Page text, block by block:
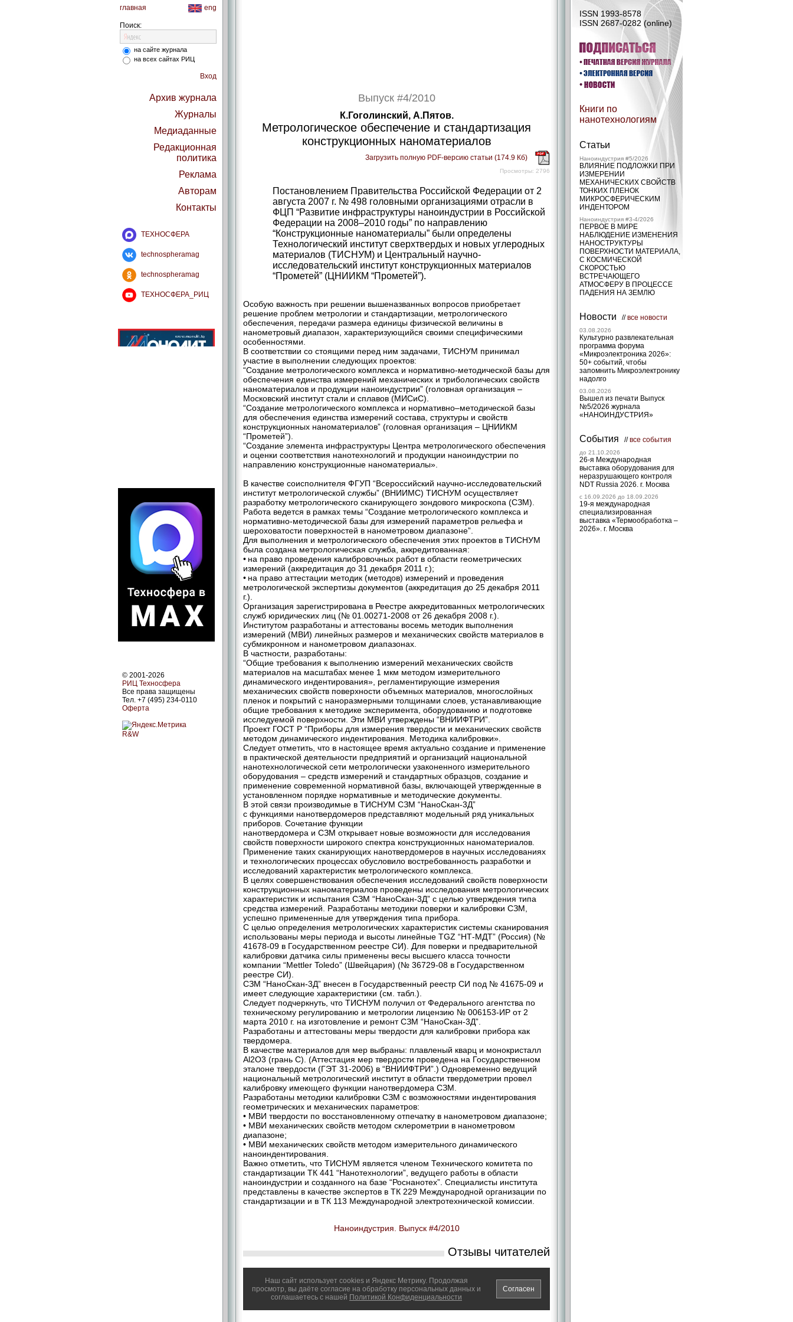
Наш сайт использует cookies и Яндекс Метрику. Продолжая
просмотр, вы даёте согласие на обработку персональных данных и
соглашаетесь с нашей Политикой Конфиденциальности
Согласен
главная eng
Поиск:
на сайте журнала
на всех сайтах РИЦ
Вход
Архив журнала
Журналы
Медиаданные
Редакционная
политика
Реклама
Авторам
Контакты
ТЕХНОСФЕРА
technospheramag
technospheramag
ТЕХНОСФЕРА_РИЦ
© 2001-2026
РИЦ Техносфера
Все права защищены
Тел. +7 (495) 234-0110
Оферта
R&W
ISSN 1993-8578
ISSN 2687-0282 (online)
Книги по
нанотехнологиям
Статьи
Наноиндустрия #5/2026
ВЛИЯНИЕ ПОДЛОЖКИ ПРИ
ИЗМЕРЕНИИ
МЕХАНИЧЕСКИХ СВОЙСТВ
ТОНКИХ ПЛЕНОК
МИКРОСФЕРИЧЕСКИМ
ИНДЕНТОРОМ
Наноиндустрия #3-4/2026
ПЕРВОЕ В МИРЕ
НАБЛЮДЕНИЕ ИЗМЕНЕНИЯ
НАНОСТРУКТУРЫ
ПОВЕРХНОСТИ МАТЕРИАЛА,
С КОСМИЧЕСКОЙ
СКОРОСТЬЮ
ВСТРЕЧАЮЩЕГО
АТМОСФЕРУ В ПРОЦЕССЕ
ПАДЕНИЯ НА ЗЕМЛЮ
Новости //все новости
03.08.2026
Культурно развлекательная
программа форума
«Микроэлектроника 2026»:
50+ событий, чтобы
запомнить Микроэлектронику
надолго
03.08.2026
Вышел из печати Выпуск
№5/2026 журнала
«НАНОИНДУСТРИЯ»
События //все события
до 21.10.2026
26-я Международная
выставка оборудования для
неразрушающего контроля
NDT Russia 2026. г. Москва
c 16.09.2026 до 18.09.2026
19-я международная
специализированная
выставка «Термообработка –
2026». г. Москва
Выпуск #4/2010
К.Гоголинский, А.Пятов.
Метрологическое обеспечение и стандартизация
конструкционных наноматериалов
Загрузить полную PDF-версию статьи (174.9 Кб)
Просмотры: 2796
Постановлением Правительства Российской Федерации от 2
августа 2007 г. № 498 головными организациями отрасли в
ФЦП “Развитие инфраструктуры наноиндустрии в Российской
Федерации на 2008–2010 годы” по направлению
“Конструкционные наноматериалы” были определены
Технологический институт сверхтвердых и новых углеродных
материалов (ТИСНУМ) и Центральный научно-
исследовательский институт конструкционных материалов
“Прометей” (ЦНИИКМ “Прометей”).
Особую важность при решении вышеназванных вопросов приобретает
решение проблем метрологии и стандартизации, метрологического
обеспечения, передачи размера единицы физической величины в
нанометровый диапазон, характеризующийся своими специфическими
особенностями.
В соответствии со стоящими перед ним задачами, ТИСНУМ принимал
участие в выполнении следующих проектов:
“Создание метрологического комплекса и нормативно-методической базы для
обеспечения единства измерений механических и трибологических свойств
наноматериалов и продукции наноиндустрии” (головная организация –
Московский институт стали и сплавов (МИСиС).
“Создание метрологического комплекса и нормативно–методической базы
для обеспечения единства измерений состава, структуры и свойств
конструкционных наноматериалов” (головная организация – ЦНИИКМ
“Прометей”).
“Создание элемента инфраструктуры Центра метрологического обеспечения
и оценки соответствия нанотехнологий и продукции наноиндустрии по
направлению конструкционные наноматериалы».
В качестве соисполнителя ФГУП “Всероссийский научно-исследовательский
институт метрологической службы” (ВНИИМС) ТИСНУМ осуществляет
разработку метрологического сканирующего зондового микроскопа (СЗМ).
Работа ведется в рамках темы “Создание метрологического комплекса и
нормативно-методической базы для измерений параметров рельефа и
шероховатости поверхностей в нанометровом диапазоне”.
Для выполнения и метрологического обеспечения этих проектов в ТИСНУМ
была создана метрологическая служба, аккредитованная:
• на право проведения калибровочных работ в области геометрических
измерений (аккредитация до 31 декабря 2011 г.);
• на право аттестации методик (методов) измерений и проведения
метрологической экспертизы документов (аккредитация до 25 декабря 2011
г.).
Организация зарегистрирована в Реестре аккредитованных метрологических
служб юридических лиц (№ 01.00271-2008 от 26 декабря 2008 г.).
Институтом разработаны и аттестованы восемь методик выполнения
измерений (МВИ) линейных размеров и механических свойств материалов в
субмикронном и нанометровом диапазонах.
В частности, разработаны:
“Общие требования к выполнению измерений механических свойств
материалов на масштабах менее 1 мкм методом измерительного
динамического индентирования», регламентирующие измерения
механических свойств поверхности объемных материалов, многослойных
пленок и покрытий с наноразмерными толщинами слоев, устанавливающие
общие требования к методике эксперимента, оборудованию и подготовке
исследуемой поверхности. Эти МВИ утверждены “ВНИИФТРИ”.
Проект ГОСТ Р “Приборы для измерения твердости и механических свойств
методом динамического индентирования. Методика калибровки».
Следует отметить, что в настоящее время актуально создание и применение
в практической деятельности предприятий и организаций национальной
нанотехнологической сети метрологически узаконенного измерительного
оборудования – средств измерений и стандартных образцов, создание и
применение современной нормативной базы, включающей утвержденные в
установленном порядке нормативные и методические документы.
В этой связи производимые в ТИСНУМ СЗМ “НаноСкан-3Д”
с функциями нанотвер­до­ме­ров представляют модельный ряд уникальных
приборов. Сочетание функции
нанотвердомера и СЗМ от­крывает новые возможно­сти для исследования
свойств поверх­ности широкого спектра конструкционных наномате­риалов.
Применение таких сканирующих нанотвердомеров в научных исследованиях
и технологических процессах обусло­вило востребованность разработки и
исследований характеристик метрологического комп­лекса.
В целях совершенствования обеспечения исследований свойств поверхности
конструкционных наноматериалов проведены исследования метрологических
характеристик и испытания СЗМ “НаноСкан‑3Д” с целью утверждения типа
средства измерений. Разработаны методики поверки и калибровки СЗМ,
успешно примененные для утверждения типа прибора.
С целью определения метрологических характеристик системы сканирования
использованы меры периода и высоты линейные TGZ “НТ-МДТ” (Россия) (№
41678-09 в Государственном реестре СИ). Для поверки и предварительной
калибровки датчика силы применены весы высшего класса точности
компании “Mettler Toledo” (Швейцария) (№ 36729-08 в Государ­ственном
реестре СИ).
СЗМ “НаноСкан-3Д” внесен в Государственный реестр СИ под № 41675-09 и
имеет следующие характеристики (см. табл.).
Следует подчеркнуть, что ТИСНУМ получил от Федерального агентства по
техническому регулированию и метрологии лицензию № 006153-ИР от 2
марта 2010 г. на изготовление и ремонт СЗМ “НаноСкан-3Д”.
Разработаны и аттестованы меры твердости для калибровки прибора как
твердомера.
В качестве материалов для мер выбраны: плавленый кварц и монокристалл
Al2O3 (грань С). (Аттестация мер твердости проведена на Государственном
эталоне твердости (ГЭТ 31-2006) в “ВНИИФТРИ”.) Одновременно ведущий
национальный метрологический институт в области твердометрии провел
калибровку имеющего функции нанотвердомера СЗМ.
Разработаны методики калибровки СЗМ с возможностями индентирования
геометрических и механических параметров:
• МВИ твердости по восстанов­ленному отпечатку в нанометровом диапазоне;
• МВИ механических свойств методом склерометрии в нанометровом
диапазоне;
• МВИ механических свойств методом измерительного динамического
наноиндентирования.
Важно отметить, что ТИСНУМ является членом Технического комитета по
стандартизации ТК 441 “Нанотехнологии”, ведущего работы в области
наноиндустрии и созданного на базе “Роснанотех”. Специалисты института
представлены в качестве экспертов в ТК 229 Международной организации по
стандартизации и в ТК 113 Международной электротехнической комиссии.
Наноиндустрия. Выпуск #4/2010
Отзывы читателей
Наноиндустрия. Выпуск #4/2010